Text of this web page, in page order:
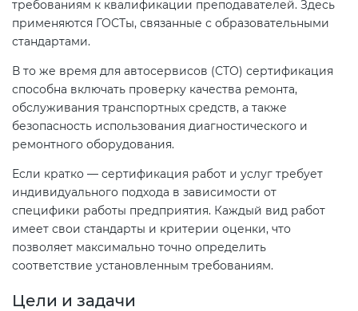
требованиям к квалификации преподавателей. Здесь
применяются ГОСТы, связанные с образовательными
стандартами.
В то же время для автосервисов (СТО) сертификация
способна включать проверку качества ремонта,
обслуживания транспортных средств, а также
безопасность использования диагностического и
ремонтного оборудования.
Если кратко — сертификация работ и услуг требует
индивидуального подхода в зависимости от
специфики работы предприятия. Каждый вид работ
имеет свои стандарты и критерии оценки, что
позволяет максимально точно определить
соответствие установленным требованиям.
Цели и задачи